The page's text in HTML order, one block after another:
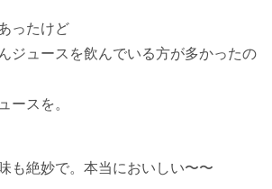
ったけど
ジュースを飲んでいる方が多かったの
ースを。
も絶妙で。本当においしい〜〜